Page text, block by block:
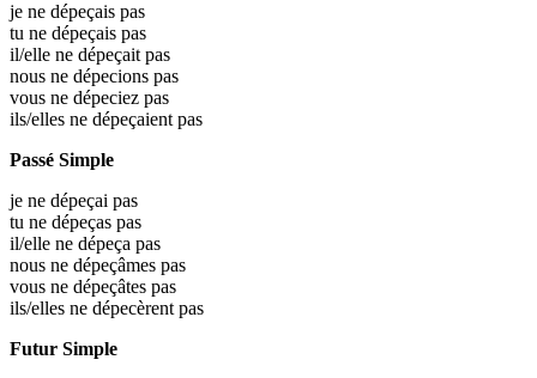
je ne dépeçais pas
tu ne dépeçais pas
il/elle ne dépeçait pas
nous ne dépecions pas
vous ne dépeciez pas
ils/elles ne dépeçaient pas
Passé Simple
je ne dépeçai pas
tu ne dépeças pas
il/elle ne dépeça pas
nous ne dépeçâmes pas
vous ne dépeçâtes pas
ils/elles ne dépecèrent pas
Futur Simple